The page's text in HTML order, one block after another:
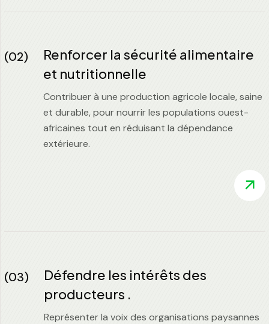
(02)
Renforcer la sécurité alimentaire
et nutritionnelle
Contribuer à une production agricole locale, saine
et durable, pour nourrir les populations ouest-
africaines tout en réduisant la dépendance
extérieure.
(03)
Défendre les intérêts des
producteurs .
Représenter la voix des organisations paysannes